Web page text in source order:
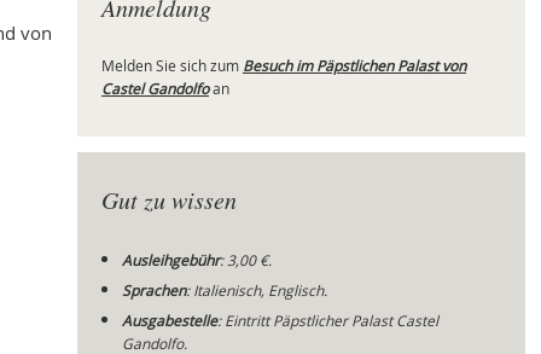
von
Anmeldung
Melden Sie sich zum Besuch im Päpstlichen Palast von
Castel Gandolfoan
Gut zu wissen
Ausleihgebühr: 3,00 €.
Sprachen: Italienisch, Englisch.
Ausgabestelle: Eintritt Päpstlicher Palast Castel
Gandolfo.